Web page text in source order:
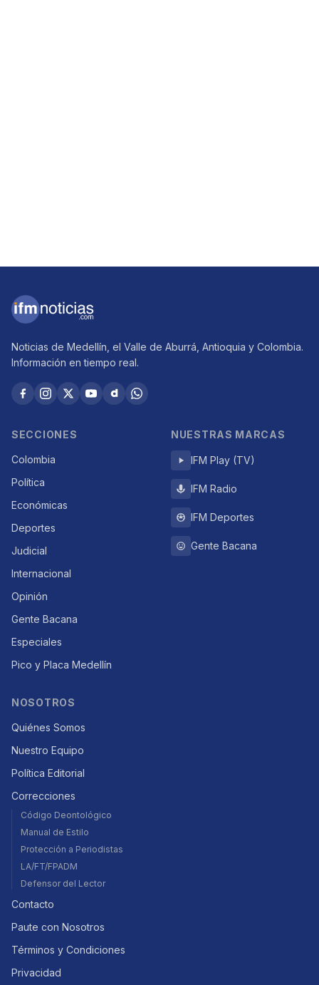
Noticias de Medellín, el Valle de Aburrá, Antioquia y Colombia.
Información en tiempo real.
SECCIONES
Colombia
Política
Económicas
Deportes
Judicial
Internacional
Opinión
Gente Bacana
Especiales
Pico y Placa Medellín
NUESTRAS MARCAS
IFM Play (TV)
IFM Radio
IFM Deportes
Gente Bacana
NOSOTROS
Quiénes Somos
Nuestro Equipo
Política Editorial
Correcciones
Código Deontológico
Manual de Estilo
Protección a Periodistas
LA/FT/FPADM
Defensor del Lector
Contacto
Paute con Nosotros
Términos y Condiciones
Privacidad